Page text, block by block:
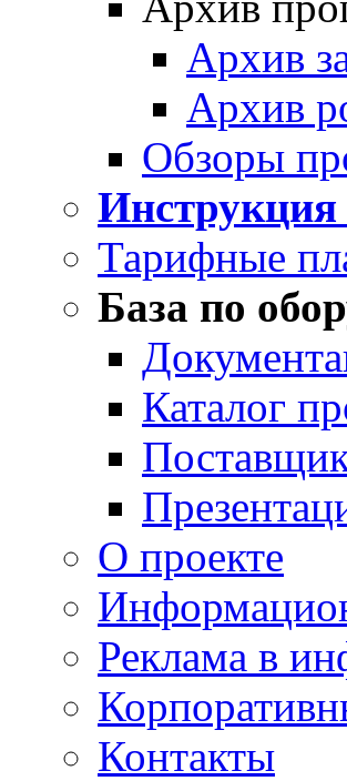
Архив
Архив
Обзоры
Тарифные
База по
Каталог
О проекте
Реклама в
Контакты